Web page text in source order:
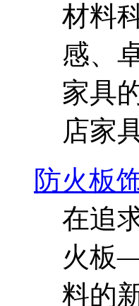
材料
感、
家具
店家
防火板
在追
火板
料的